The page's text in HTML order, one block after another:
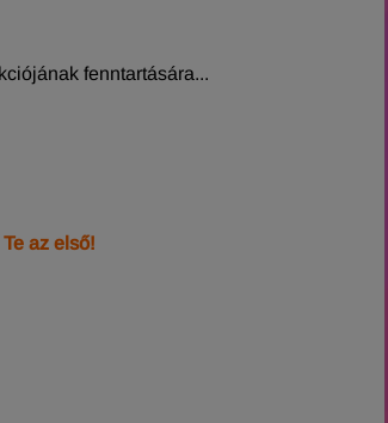
fenntartására...
az első!